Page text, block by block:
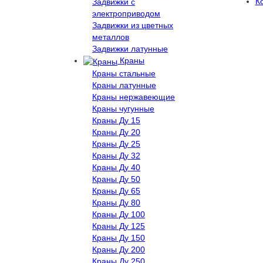
Задвижки с
электроприводом
Задвижки из цветных
металлов
Задвижки латунные
Краны
Краны стальные
Краны латунные
Краны нержавеющие
Краны чугунные
Краны Ду 15
Краны Ду 20
Краны Ду 25
Краны Ду 32
Краны Ду 40
Краны Ду 50
Краны Ду 65
Краны Ду 80
Краны Ду 100
Краны Ду 125
Краны Ду 150
Краны Ду 200
Краны Ду 250